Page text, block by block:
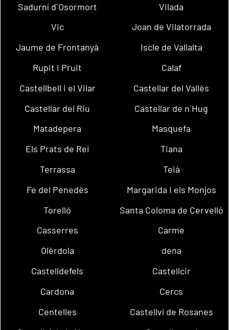
Sadurní d´Osormort
Vilada
Vic
Joan de Vilatorrada
Jaume de Frontanyà
Iscle de Vallalta
Rupit i Pruit
Calaf
Castellbell i el Vilar
Castellar del Vallès
Castellar del Riu
Castellar de n´Hug
Matadepera
Masquefa
Els Prats de Rei
Tiana
Terrassa
Teià
Fe del Penedès
Margarida i els Monjos
Torelló
Santa Coloma de Cervelló
Casserres
Carme
Olèrdola
dena
Castelldefels
Castellcir
Cardona
Cercs
Centelles
Castellví de Rosanes